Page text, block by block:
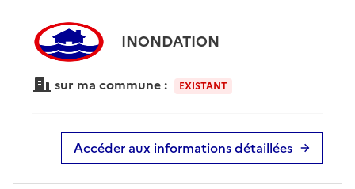
INONDATION
sur ma commune : EXISTANT
Accéder aux informations détaillées